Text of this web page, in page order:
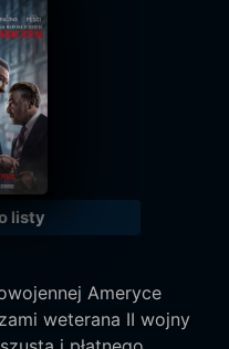
listy
Ameryce
weterana II wojny